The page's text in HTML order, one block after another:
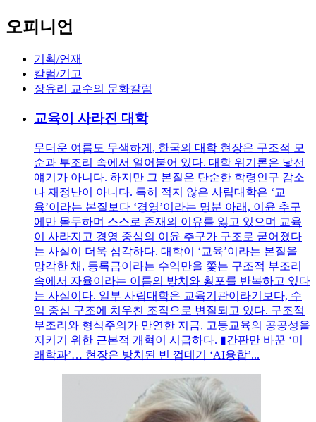
오피니언
기획/연재
칼럼/기고
장유리 교수의 문화칼럼
교육이 사라진 대학
무더운 여름도 무색하게, 한국의 대학 현장은 구조적 모
순과 부조리 속에서 얼어붙어 있다. 대학 위기론은 낯선
얘기가 아니다. 하지만 그 본질은 단순한 학령인구 감소
나 재정난이 아니다. 특히 적지 않은 사립대학은 ‘교
육’이라는 본질보다 ‘경영’이라는 명분 아래, 이윤 추구
에만 몰두하며 스스로 존재의 이유를 잃고 있으며 교육
이 사라지고 경영 중심의 이윤 추구가 구조로 굳어졌다
는 사실이 더욱 심각하다. 대학이 ‘교육’이라는 본질을
망각한 채, 등록금이라는 수익만을 쫓는 구조적 부조리
속에서 자율이라는 이름의 방치와 횡포를 반복하고 있다
는 사실이다. 일부 사립대학은 교육기관이라기보다, 수
익 중심 구조에 치우친 조직으로 변질되고 있다. 구조적
부조리와 형식주의가 만연한 지금, 고등교육의 공공성을
지키기 위한 근본적 개혁이 시급하다. ▮간판만 바꾼 ‘미
래학과’… 현장은 방치된 빈 껍데기 ‘AI융합’...